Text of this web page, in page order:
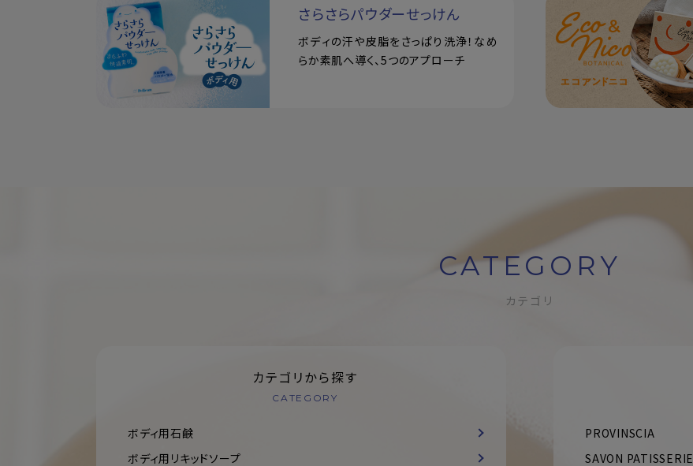
さらさらパウダーせっけん
ボディの汗や皮脂をさっぱり洗浄！なめ
らか素肌へ導く、5つのアプローチ
CATEGORY
カテゴリ
カテゴリから探す
CATEGORY
ボディ用石鹸
ボディ用リキッドソープ
PROVINSCIA
SAVON PATISSERIE